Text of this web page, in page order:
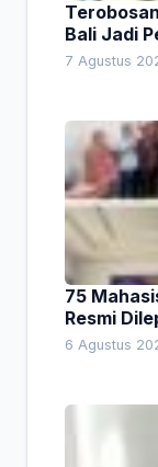
Bali Jadi
7 Agustus
75
Resmi
Empat
6 Agustus